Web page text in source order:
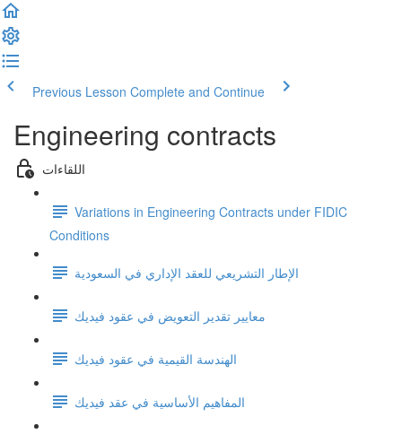
Previous Lesson Complete and Continue
Engineering contracts
اللقاءات
Variations in Engineering Contracts under FIDIC
Conditions
الإطار التشريعي للعقد الإداري في السعودية
معايير تقدير التعويض في عقود فيديك
الهندسة القيمية في عقود فيديك
المفاهيم الأساسية في عقد فيديك